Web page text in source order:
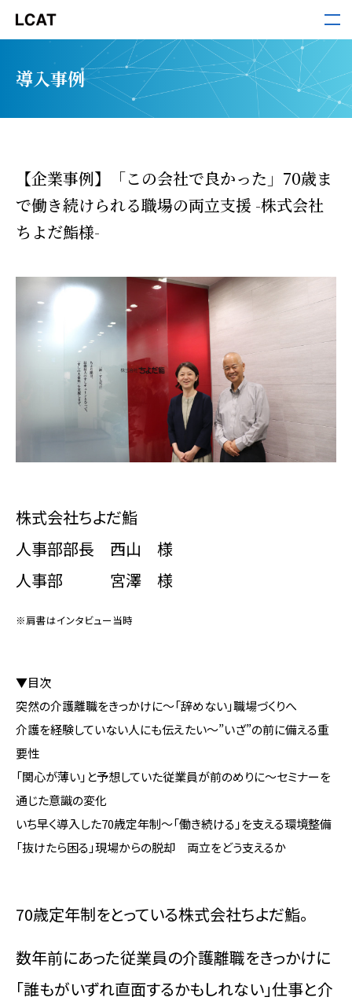
サービス
セミナー・ホワイトペーパー
お知らせ
会社概要
資料ダウンロード
導入事例
【企業事例】「この会社で良かった」70歳ま
で働き続けられる職場の両立支援 -株式会社
ちよだ鮨様-
株式会社ちよだ鮨
人事部部長 西山 様
人事部 宮澤 様
※肩書はインタビュー当時
▼目次
突然の介護離職をきっかけに～「辞めない」職場づくりへ
介護を経験していない人にも伝えたい～”いざ”の前に備える重
要性
「関心が薄い」と予想していた従業員が前のめりに～セミナーを
通じた意識の変化
いち早く導入した70歳定年制～「働き続ける」を支える環境整備
「抜けたら困る」現場からの脱却 両立をどう支えるか
70歳定年制をとっている株式会社ちよだ鮨。
数年前にあった従業員の介護離職をきっかけに
「誰もがいずれ直面するかもしれない」仕事と介